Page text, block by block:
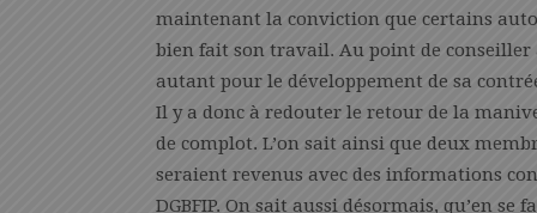
maintenant la conviction que certains
bien fait son travail. Au point de conseiller
autant pour le développement de sa
Il y a donc à redouter le retour de la
de complot. L’on sait ainsi que deux
seraient revenus avec des informations
DGBFIP. On sait aussi désormais, qu’en